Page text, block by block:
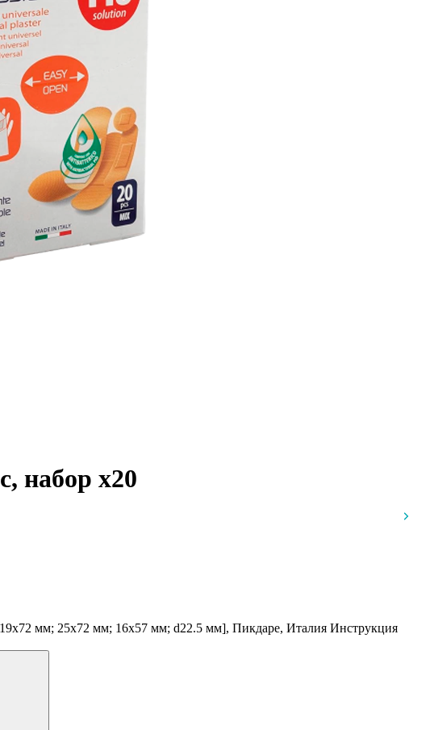
набор x20
мм; 25х72 мм; 16х57 мм; d22.5 мм], Пикдаре, Италия Инструкция